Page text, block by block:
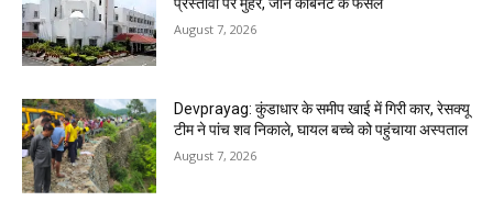
August 7, 2026
Devprayag: कुंडाधार के समीप खाई में गिरी कार, रेसक्यू
टीम ने पांच शव निकाले, घायल बच्चे को पहुंचाया अस्पताल
August 7, 2026